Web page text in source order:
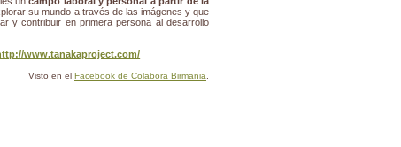
su mundo a través de las imágenes y que
y contribuir en primera persona al desarrollo
www.tanakaproject.com/
Visto en el Facebook de Colabora Birmania